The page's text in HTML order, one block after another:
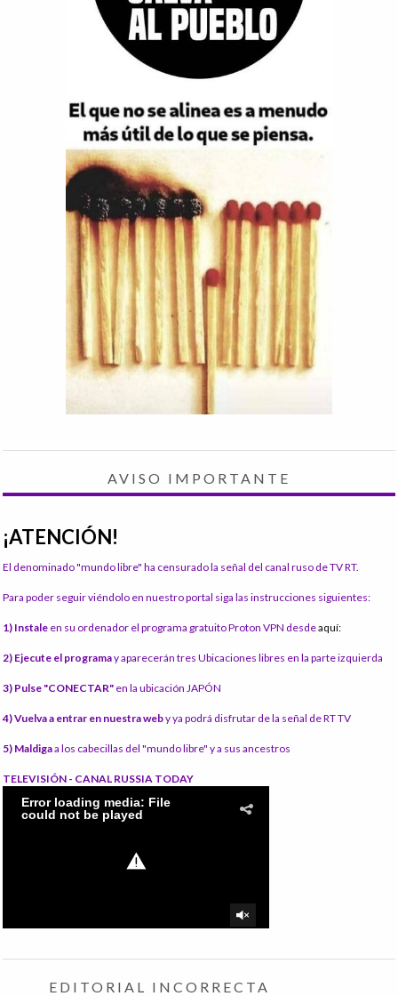
AVISO IMPORTANTE
¡ATENCIÓN!
El denominado "mundo libre" ha censurado la señal del canal ruso de TV RT.
Para poder seguir viéndolo en nuestro portal siga las instrucciones siguientes:
1) Instale en su ordenador el programa gratuito Proton VPN desdeaquí:
2) Ejecute el programay aparecerán tres Ubicaciones libres en la parte izquierda
3) Pulse "CONECTAR" en la ubicación JAPÓN
4) Vuelva a entrar en nuestra weby ya podrá disfrutar de la señal de RT TV
5) Maldigaa los cabecillas del "mundo libre" y a sus ancestros
TELEVISIÓN - CANAL RUSSIA TODAY
EDITORIAL INCORRECTA